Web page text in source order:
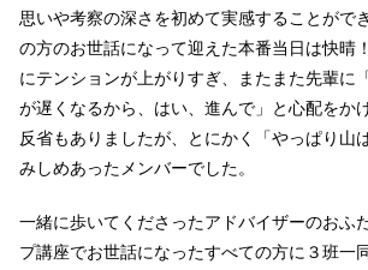
思いや考察の深さを初めて実感することがで
の方のお世話になって迎えた本番当日は快晴
にテンションが上がりすぎ、またまた先輩に
が遅くなるから、はい、進んで」と心配をか
反省もありましたが、とにかく「やっぱり山
みしめあったメンバーでした。
一緒に歩いてくださったアドバイザーのおふ
プ講座でお世話になったすべての方に３班一